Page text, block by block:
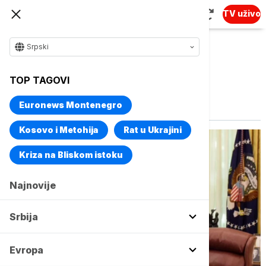
TV uživo
Srpski
TOP TAGOVI
Euronews Montenegro
Kosovo i Metohija Rat u Ukrajini
Kriza na Bliskom istoku
Najnovije
Srbija
Evropa
Vise o temi
Rođendan